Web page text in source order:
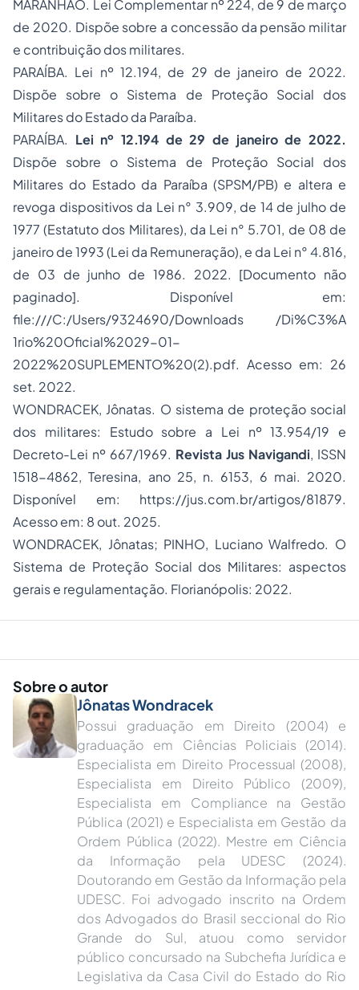
MARANHÃO. Lei Complementar nº 224, de 9 de março
de 2020. Dispõe sobre a concessão da pensão militar
e contribuição dos militares.
PARAÍBA. Lei nº 12.194, de 29 de janeiro de 2022.
Dispõe sobre o Sistema de Proteção Social dos
Militares do Estado da Paraíba.
PARAÍBA. Lei nº 12.194 de 29 de janeiro de 2022.
Dispõe sobre o Sistema de Proteção Social dos
Militares do Estado da Paraíba (SPSM/PB) e altera e
revoga dispositivos da Lei n° 3.909, de 14 de julho de
1977 (Estatuto dos Militares), da Lei n° 5.701, de 08 de
janeiro de 1993 (Lei da Remuneração), e da Lei n° 4.816,
de 03 de junho de 1986. 2022. [Documento não
paginado]. Disponível em:
file:///C:/Users/9324690/Downloads /Di%C3%A
1rio%20Oficial%2029-01-
2022%20SUPLEMENTO%20(2).pdf. Acesso em: 26
set. 2022.
WONDRACEK, Jônatas. O sistema de proteção social
dos militares: Estudo sobre a Lei nº 13.954/19 e
Decreto-Lei nº 667/1969. Revista Jus Navigandi, ISSN
1518-4862, Teresina, ano 25, n. 6153, 6 mai. 2020.
Disponível em: https://jus.com.br/artigos/81879.
Acesso em: 8 out. 2025.
WONDRACEK, Jônatas; PINHO, Luciano Walfredo. O
Sistema de Proteção Social dos Militares: aspectos
gerais e regulamentação. Florianópolis: 2022.
Sobre o autor
Jônatas Wondracek
Possui graduação em Direito (2004) e
graduação em Ciências Policiais (2014).
Especialista em Direito Processual (2008),
Especialista em Direito Público (2009),
Especialista em Compliance na Gestão
Pública (2021) e Especialista em Gestão da
Ordem Pública (2022). Mestre em Ciência
da Informação pela UDESC (2024).
Doutorando em Gestão da Informação pela
UDESC. Foi advogado inscrito na Ordem
dos Advogados do Brasil seccional do Rio
Grande do Sul, atuou como servidor
público concursado na Subchefia Jurídica e
Legislativa da Casa Civil do Estado do Rio